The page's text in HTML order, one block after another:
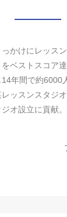
にレッスン
ベストスコア
年間で約6000
ッスンスタジ
オ設立に貢献。